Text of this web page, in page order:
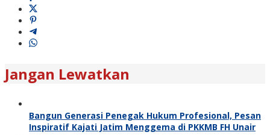
Jangan Lewatkan
Bangun Generasi Penegak Hukum Profesional, Pesan
Inspiratif Kajati Jatim Menggema di PKKMB FH Unair